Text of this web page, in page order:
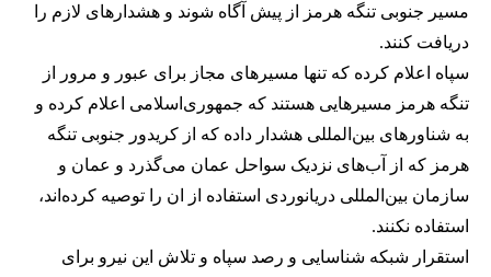
مسیر جنوبی تنگه هرمز از پیش آگاه شوند و هشدارهای لازم را
دریافت کنند.
سپاه اعلام کرده که تنها مسیرهای مجاز برای عبور و مرور از
تنگه هرمز مسیرهایی هستند که جمهوری‌اسلامی اعلام کرده و
به شناورهای بین‌المللی هشدار داده که از کریدور جنوبی تنگه
هرمز که از آب‌های نزدیک سواحل عمان می‌گذرد و عمان و
سازمان بین‌المللی دریانوردی استفاده از ان را توصیه کرده‌اند،
استفاده نکنند.
استقرار شبکه شناسایی و رصد سپاه و تلاش این نیرو برای